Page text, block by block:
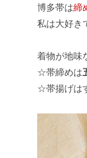
博多帯は締
私は大好き
着物が地味
☆帯締めは
☆帯揚げは